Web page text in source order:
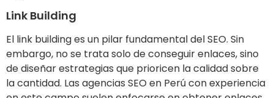
Link Building
El link building es un pilar fundamental del SEO. Sin
embargo, no se trata solo de conseguir enlaces, sino
de diseñar estrategias que prioricen la calidad sobre
la cantidad. Las agencias SEO en Perú con experiencia